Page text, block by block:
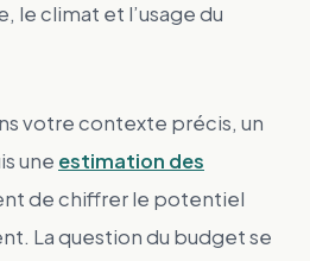
le climat et l’usage du
votre contexte précis, un
une estimation des
de chiffrer le potentiel
La question du budget se